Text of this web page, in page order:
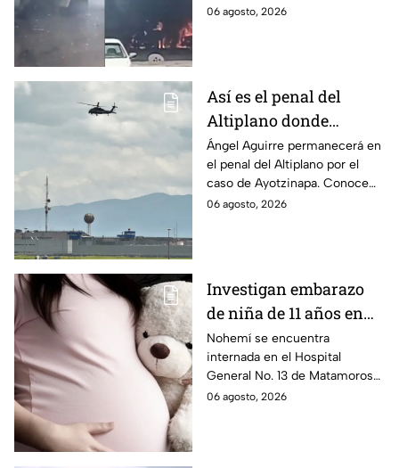
hospitalizadas. IMSS informó
06 agosto, 2026
Así es el penal del
Altiplano donde
permanecerá Ángel
Aguirre por caso
Ayotzinapa
Ángel Aguirre permanecerá en
el penal del Altiplano por el
caso de Ayotzinapa. Conoce
dónde está, cómo es esta
06 agosto, 2026
Investigan embarazo
de niña de 11 años en
Matamoros,
Tamaulipas; ¿qué pasó
con Nohemí?
Nohemí se encuentra
internada en el Hospital
General No. 13 de Matamoros
tras complicaciones por un
06 agosto, 2026